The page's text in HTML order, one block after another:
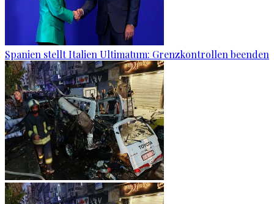
Spanien stellt Italien Ultimatum: Grenzkontrollen beenden